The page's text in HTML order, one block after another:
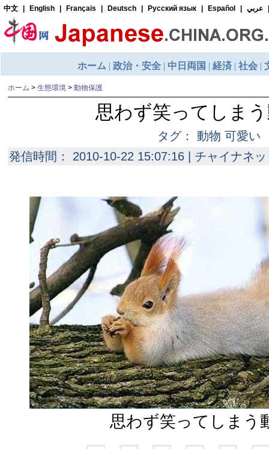
ホーム > 生態環境 > 動物保護
思わず笑ってしま
タグ： 動物 可愛い
発信時間： 2010-10-22 15:07:16 | チャイナネ
思わず笑ってしまう